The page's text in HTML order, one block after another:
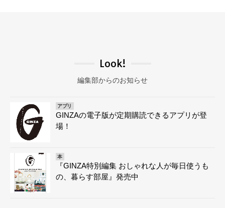
Look!
編集部からのお知らせ
アプリ
GINZAの電子版が定期購読できるアプリが登
場！
本
『GINZA特別編集 おしゃれな人が毎日使うも
の、暮らす部屋』発売中